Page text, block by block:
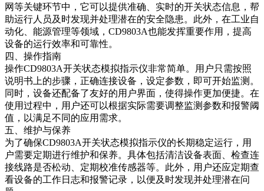
网等关键环节中，它可以提供准确、实时的开关状态信息，帮
助运行人员及时发现并处理潜在的安全隐患。此外，在工业自
动化、能源管理等领域，CD9803A也能发挥重要作用，提高
设备的运行效率和可靠性。
四、操作指南
操作CD9803A开关状态模拟指示仪非常简单。用户只需按照
说明书上的步骤，正确连接设备，设定参数，即可开始监测。
同时，设备还配备了友好的用户界面，使得操作更加便捷。在
使用过程中，用户还可以根据实际需要调整监测参数和报警阈
值，以满足不同的应用需求。
五、维护与保养
为了确保CD9803A开关状态模拟指示仪的长期稳定运行，用
户需要定期进行维护和保养。具体包括清洁设备表面、检查连
接线路是否松动、定期校准传感器等。此外，用户还应定期查
看设备的工作日志和报警记录，以便及时发现并处理潜在问